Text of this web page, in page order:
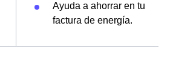
Ayuda a ahorrar en tu
factura de energía.